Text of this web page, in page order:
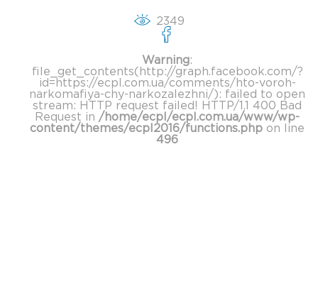
2349
Warning:
file_get_contents(http://graph.facebook.com/?
id=https://ecpl.com.ua/comments/hto-voroh-
narkomafiya-chy-narkozalezhni/): failed to open
stream: HTTP request failed! HTTP/1.1 400 Bad
Request in /home/ecpl/ecpl.com.ua/www/wp-
content/themes/ecpl2016/functions.php on line
496